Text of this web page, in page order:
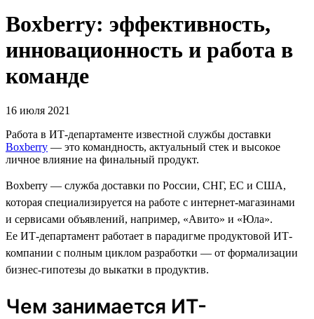
Boxberry: эффективность,
инновационность и работа в
команде
16 июля 2021
Работа в ИТ-департаменте известной службы доставки
Boxberry — это командность, актуальный стек и высокое
личное влияние на финальный продукт.
Boxberry — служба доставки по России, СНГ, ЕС и США,
которая специализируется на работе с интернет-магазинами
и сервисами объявлений, например, «Авито» и «Юла».
Ее ИТ-департамент работает в парадигме продуктовой ИТ-
компании с полным циклом разработки — от формализации
бизнес-гипотезы до выкатки в продуктив.
Чем занимается ИТ-